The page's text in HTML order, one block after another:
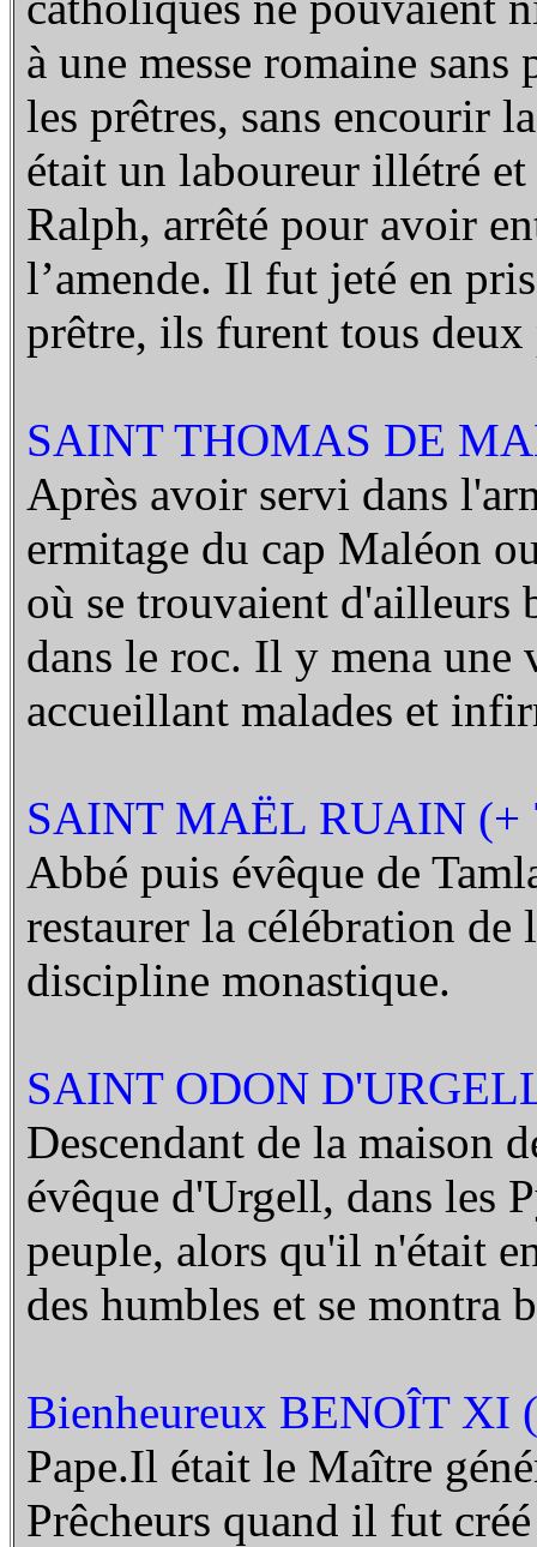
à une messe romaine
les prêtres, sans encourir
était un laboureur illétré
Ralph, arrêté pour avoir
l’amende. Il fut jeté en
prêtre, ils furent tous deux
SAINT THOMAS DE
Après avoir servi dans
ermitage du cap Maléon
où se trouvaient d'ailleurs
dans le roc. Il y mena une
accueillant malades et
SAINT MAËL RUAIN (+
Abbé puis évêque de
restaurer la célébration
discipline monastique.
SAINT ODON
Descendant de la maison
évêque d'Urgell, dans les
peuple, alors qu'il n'était
des humbles et se montra
Bienheureux BENOÎT XI
Pape.Il était le Maître
Prêcheurs quand il fut